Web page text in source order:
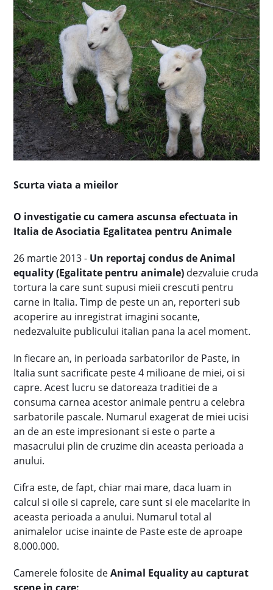
Scurta viata a mieilor
O investigatie cu camera ascunsa efectuata in
Italia de Asociatia Egalitatea pentru Animale
26 martie 2013 - Un reportaj condus de Animal
equality (Egalitate pentru animale) dezvaluie cruda
tortura la care sunt supusi mieii crescuti pentru
carne in Italia. Timp de peste un an, reporteri sub
acoperire au inregistrat imagini socante,
nedezvaluite publicului italian pana la acel moment.
In fiecare an, in perioada sarbatorilor de Paste, in
Italia sunt sacrificate peste 4 milioane de miei, oi si
capre. Acest lucru se datoreaza traditiei de a
consuma carnea acestor animale pentru a celebra
sarbatorile pascale. Numarul exagerat de miei ucisi
an de an este impresionant si este o parte a
masacrului plin de cruzime din aceasta perioada a
anului.
Cifra este, de fapt, chiar mai mare, daca luam in
calcul si oile si caprele, care sunt si ele macelarite in
aceasta perioada a anului. Numarul total al
animalelor ucise inainte de Paste este de aproape
8.000.000.
Camerele folosite deAnimal Equality au capturat